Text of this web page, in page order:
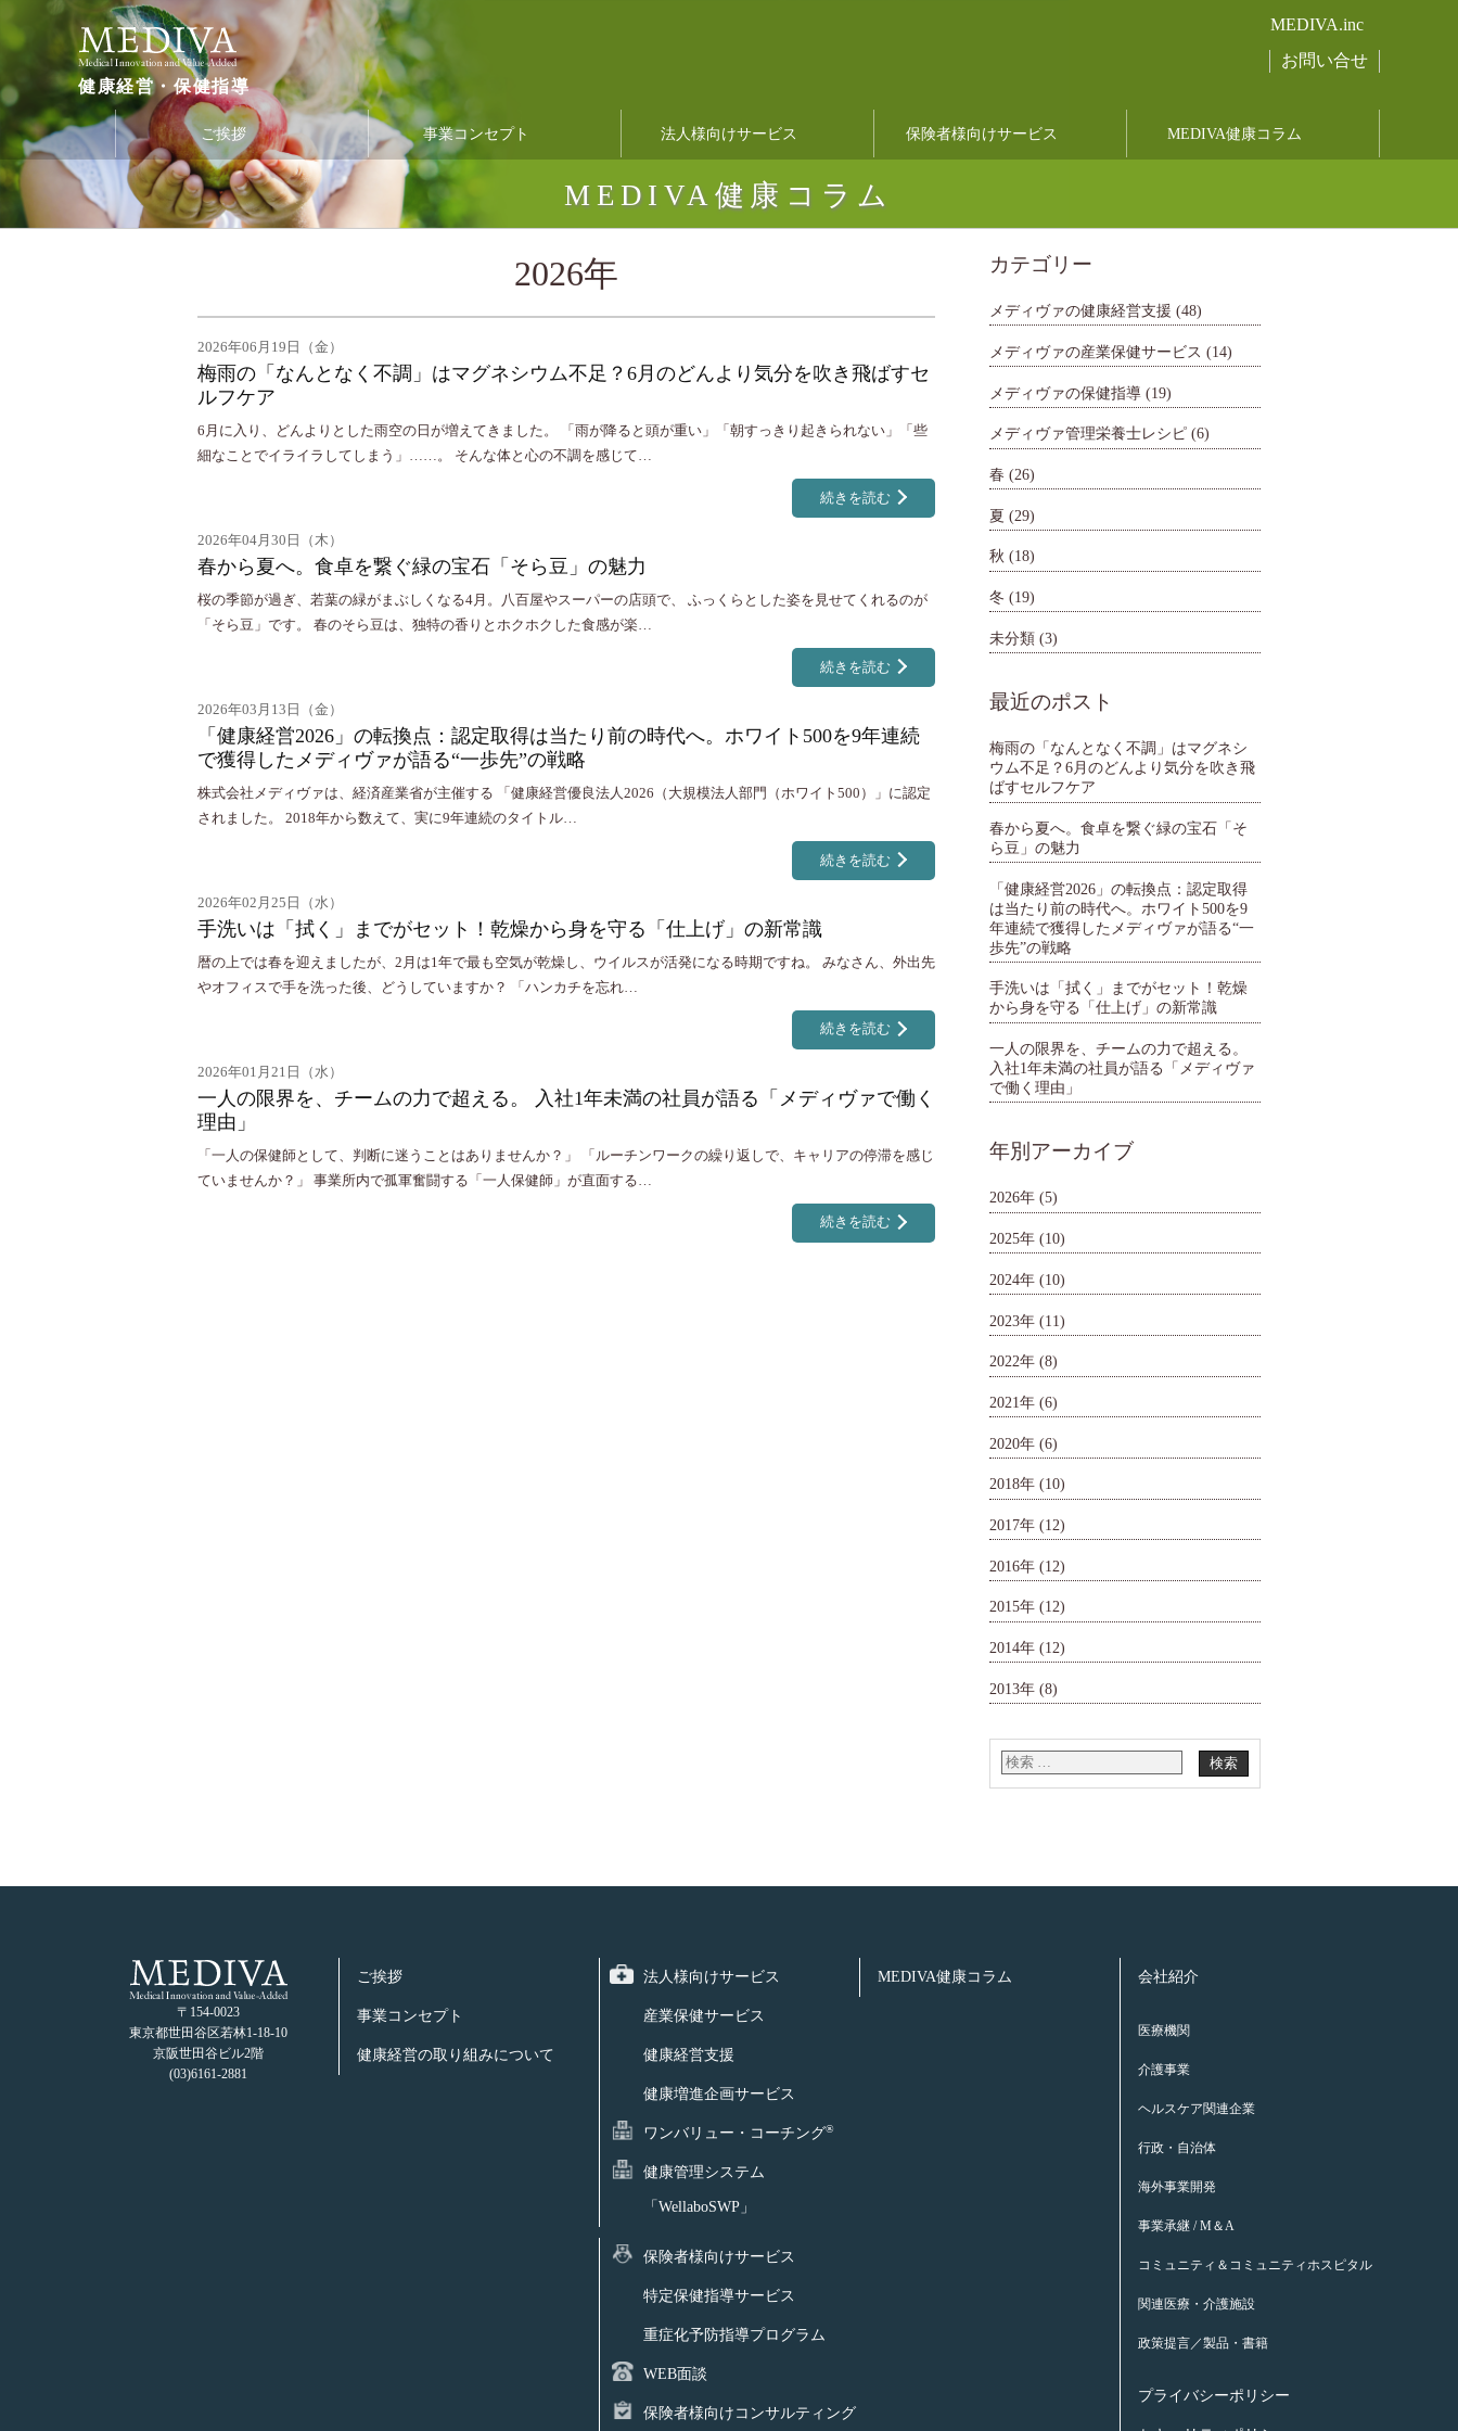
健康経営・保健指導
MEDIVA.inc
お問い合せ
ご挨拶 事業コンセプト 法人様向けサービス 保険者様向けサービス MEDIVA健康コラム
MEDIVA健康コラム
2026年
2026年06月19日（金）
梅雨の「なんとなく不調」はマグネシウム不足？6月のどんより気分を吹き飛ばすセ
ルフケア
6月に入り、どんよりとした雨空の日が増えてきました。 「雨が降ると頭が重い」「朝すっきり起きられない」「些
細なことでイライラしてしまう」……。 そんな体と心の不調を感じて…
続きを読む
2026年04月30日（木）
春から夏へ。食卓を繋ぐ緑の宝石「そら豆」の魅力
桜の季節が過ぎ、若葉の緑がまぶしくなる4月。八百屋やスーパーの店頭で、 ふっくらとした姿を見せてくれるのが
「そら豆」です。 春のそら豆は、独特の香りとホクホクした食感が楽…
続きを読む
2026年03月13日（金）
「健康経営2026」の転換点：認定取得は当たり前の時代へ。ホワイト500を9年連続
で獲得したメディヴァが語る“一歩先”の戦略
株式会社メディヴァは、経済産業省が主催する 「健康経営優良法人2026（大規模法人部門（ホワイト500）」に認定
されました。 2018年から数えて、実に9年連続のタイトル…
続きを読む
2026年02月25日（水）
手洗いは「拭く」までがセット！乾燥から身を守る「仕上げ」の新常識
暦の上では春を迎えましたが、2月は1年で最も空気が乾燥し、ウイルスが活発になる時期ですね。 みなさん、外出先
やオフィスで手を洗った後、どうしていますか？ 「ハンカチを忘れ…
続きを読む
2026年01月21日（水）
一人の限界を、チームの力で超える。 入社1年未満の社員が語る「メディヴァで働く
理由」
「一人の保健師として、判断に迷うことはありませんか？」 「ルーチンワークの繰り返しで、キャリアの停滞を感じ
ていませんか？」 事業所内で孤軍奮闘する「一人保健師」が直面する…
続きを読む
カテゴリー
メディヴァの健康経営支援 (48)
メディヴァの産業保健サービス (14)
メディヴァの保健指導 (19)
メディヴァ管理栄養士レシピ (6)
春 (26)
夏 (29)
秋 (18)
冬 (19)
未分類 (3)
最近のポスト
梅雨の「なんとなく不調」はマグネシ
ウム不足？6月のどんより気分を吹き飛
ばすセルフケア
春から夏へ。食卓を繋ぐ緑の宝石「そ
ら豆」の魅力
「健康経営2026」の転換点：認定取得
は当たり前の時代へ。ホワイト500を9
年連続で獲得したメディヴァが語る“一
歩先”の戦略
手洗いは「拭く」までがセット！乾燥
から身を守る「仕上げ」の新常識
一人の限界を、チームの力で超える。
入社1年未満の社員が語る「メディヴァ
で働く理由」
年別アーカイブ
2026年 (5)
2025年 (10)
2024年 (10)
2023年 (11)
2022年 (8)
2021年 (6)
2020年 (6)
2018年 (10)
2017年 (12)
2016年 (12)
2015年 (12)
2014年 (12)
2013年 (8)
〒154-0023
東京都世⽥⾕区若林1-18-10
京阪世⽥⾕ビル2階
(03)6161-2881
ご挨拶
事業コンセプト
健康経営の取り組みについて
法人様向けサービス
産業保健サービス
健康経営支援
健康増進企画サービス
ワンバリュー・コーチング®
健康管理システム
「WellaboSWP」
保険者様向けサービス
特定保健指導サービス
重症化予防指導プログラム
WEB面談
保険者様向けコンサルティング
MEDIVA健康コラム 会社紹介
医療機関
介護事業
ヘルスケア関連企業
行政・自治体
海外事業開発
事業承継 / M＆A
コミュニティ＆コミュニティホスピタル
関連医療・介護施設
政策提言／製品・書籍
プライバシーポリシー